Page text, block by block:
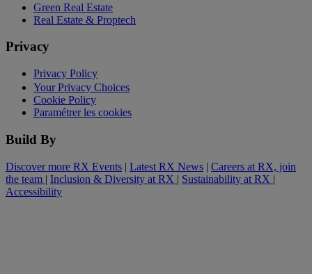
Green Real Estate
Real Estate & Proptech
Privacy
Privacy Policy
Your Privacy Choices
Cookie Policy
Paramétrer les cookies
Build By
Discover more RX Events | Latest RX News | Careers at RX, join
the team | Inclusion & Diversity at RX | Sustainability at RX |
Accessibility